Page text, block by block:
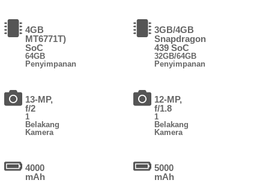
4GB
MT6771T)
SoC
64GB
Penyimpanan
13-MP,
f/2
1
Belakang
Kamera
4000
mAh
3GB/4GB
Snapdragon
439 SoC
32GB/64GB
Penyimpanan
12-MP,
f/1.8
1
Belakang
Kamera
5000
mAh